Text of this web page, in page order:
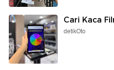
Cari Kaca
detikOto